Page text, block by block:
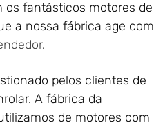
os fantásticos motores de
a nossa fábrica age com
.
pelos clientes de
A fábrica da
de motores com